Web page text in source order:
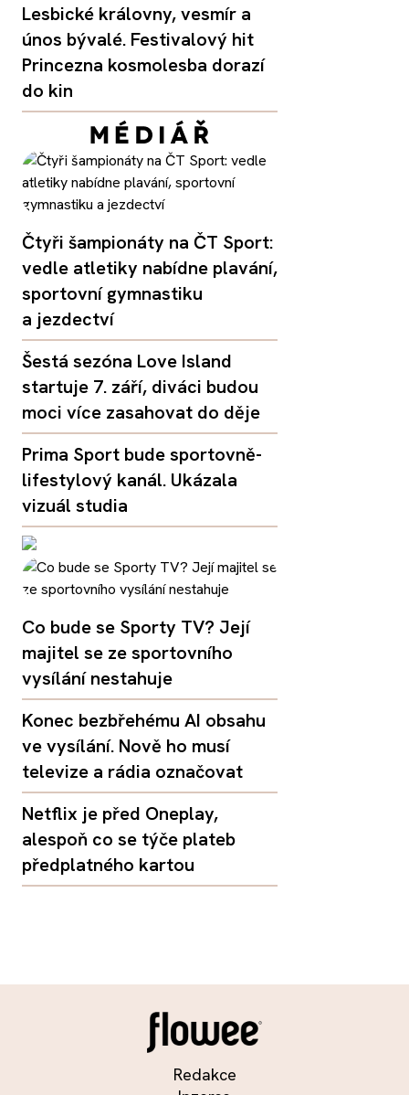
Lesbické královny, vesmír a
únos bývalé. Festivalový hit
Princezna kosmolesba dorazí
do kin
Čtyři šampionáty na ČT Sport:
vedle atletiky nabídne plavání,
sportovní gymnastiku
a jezdectví
Šestá sezóna Love Island
startuje 7. září, diváci budou
moci více zasahovat do děje
Prima Sport bude sportovně-
lifestylový kanál. Ukázala
vizuál studia
Co bude se Sporty TV? Její
majitel se ze sportovního
vysílání nestahuje
Konec bezbřehému AI obsahu
ve vysílání. Nově ho musí
televize a rádia označovat
Netflix je před Oneplay,
alespoň co se týče plateb
předplatného kartou
Redakce